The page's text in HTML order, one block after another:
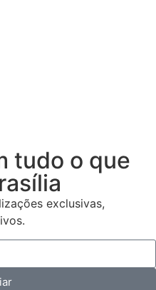
tudo o que
exclusivas,